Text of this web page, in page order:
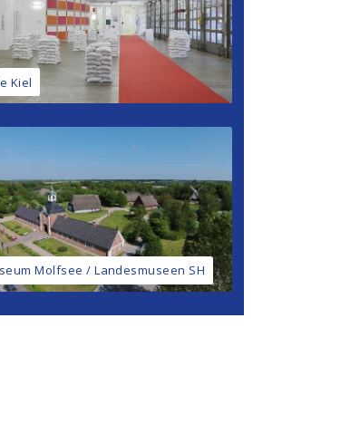
Kiel
Molfsee / Landesmuseen SH